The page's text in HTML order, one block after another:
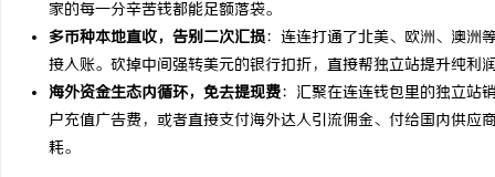
家的每一分辛苦钱都能足额落袋。
多币种本地直收，告别二次汇损：连连打通了北美、欧洲、澳洲
接入账。砍掉中间强转美元的银行扣折，直接帮独立站提升纯利
海外资金生态内循环，免去提现费：汇聚在连连钱包里的独立
户充值广告费，或者直接支付海外达人引流佣金、付给国内供
耗。
净 AC 国际医疗实验室，标准化研发体系 550FC45耐磨改性颗粒